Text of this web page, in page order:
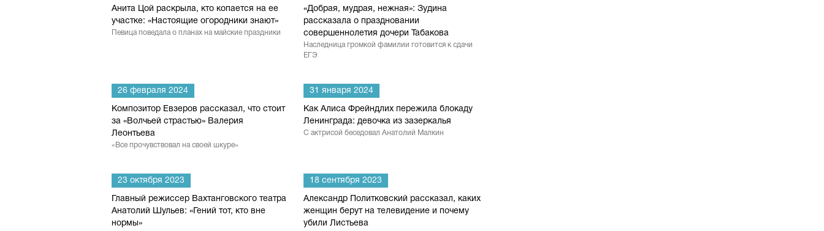
Анита Цой раскрыла, кто копается на ее
участке: «Настоящие огородники знают»
Певица поведала о планах на майские праздники
«Добрая, мудрая, нежная»: Зудина
рассказала о праздновании
совершеннолетия дочери Табакова
Наследница громкой фамилии готовится к сдачи
ЕГЭ
26 февраля 2024
Композитор Евзеров рассказал, что стоит
за «Волчьей страстью» Валерия
Леонтьева
«Все прочувствовал на своей шкуре»
31 января 2024
Как Алиса Фрейндлих пережила блокаду
Ленинграда: девочка из зазеркалья
С актрисой беседовал Анатолий Малкин
23 октября 2023
Главный режиссер Вахтанговского театра
Анатолий Шульев: «Гений тот, кто вне
нормы»
18 сентября 2023
Александр Политковский рассказал, каких
женщин берут на телевидение и почему
убили Листьева